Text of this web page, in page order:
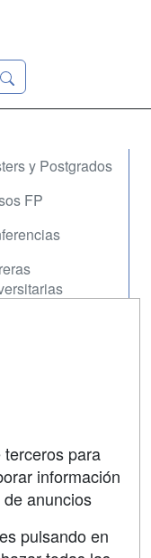
y Postgrados
FP
para
información
anuncios
pulsando en